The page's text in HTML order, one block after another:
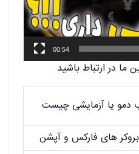
00:54
ما در ارتباط باشید
دمو یا آزمایشی چیست
های فارکس و آپشن